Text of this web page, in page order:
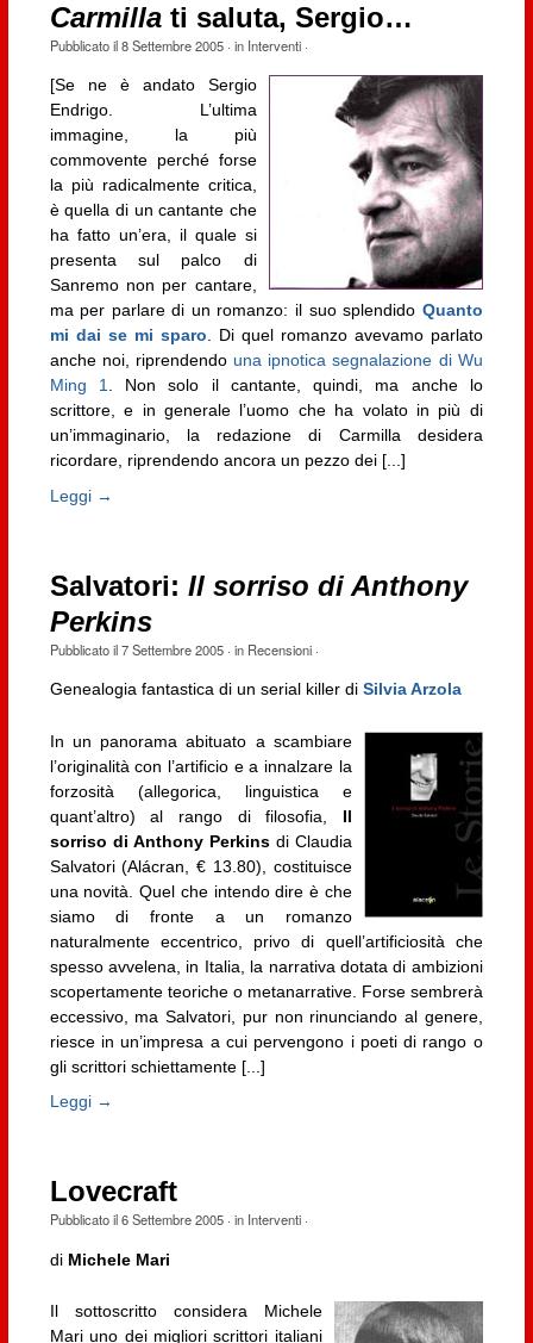
Carmillati saluta, Sergio…
Pubblicato il8 Settembre 2005· in Interventi·
[Se ne è andato Sergio
Endrigo. L’ultima
immagine, la più
commovente perché forse
la più radicalmente critica,
è quella di un cantante che
ha fatto un’era, il quale si
presenta sul palco di
Sanremo non per cantare,
ma per parlare di un romanzo: il suo splendido Quanto
mi dai se mi sparo . Di quel romanzo avevamo parlato
anche noi, riprendendo una ipnotica segnalazione di Wu
Ming 1
. Non solo il cantante, quindi, ma anche lo
scrittore, e in generale l’uomo che ha volato in più di
un’immaginario, la redazione di Carmilla desidera
ricordare, riprendendo ancora un pezzo dei [...]
Leggi →
Salvatori: Il sorriso di Anthony
Perkins
Pubblicato il7 Settembre 2005· in Recensioni·
Genealogia fantastica di un serial killer di Silvia Arzola
In un panorama abituato a scambiare
l’originalità con l’artificio e a innalzare la
forzosità (allegorica, linguistica e
quant’altro) al rango di filosofia, Il
sorriso di Anthony Perkinsdi Claudia
Salvatori (Alácran, € 13.80), costituisce
una novità. Quel che intendo dire è che
siamo di fronte a un romanzo
naturalmente eccentrico, privo di quell’artificiosità che
spesso avvelena, in Italia, la narrativa dotata di ambizioni
scopertamente teoriche o metanarrative. Forse sembrerà
eccessivo, ma Salvatori, pur non rinunciando al genere,
riesce in un’impresa a cui pervengono i poeti di rango o
gli scrittori schiettamente [...]
Leggi →
Lovecraft
Pubblicato il6 Settembre 2005· in Interventi·
di Michele Mari
Il sottoscritto considera Michele
Mari uno dei migliori scrittori italiani